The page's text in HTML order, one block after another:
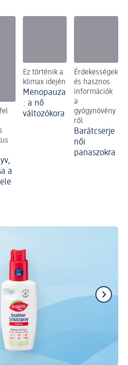
a
Ez történik a
klimax idején
Menopauza
: a nő
változókora
Érdekességek
és hasznos
információk
a
gyógynövény
ről
Barátcserje
női
panaszokra